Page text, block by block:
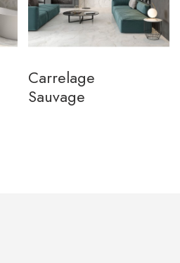
Carrelage
Sauvage